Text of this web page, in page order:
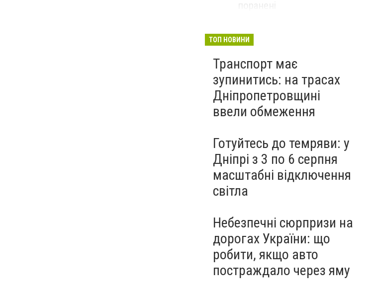
ТОП НОВИНИ
Транспорт має
зупинитись: на трасах
Дніпропетровщині
ввели обмеження
Готуйтесь до темряви: у
Дніпрі з 3 по 6 серпня
масштабні відключення
світла
Небезпечні сюрпризи на
дорогах України: що
робити, якщо авто
постраждало через яму